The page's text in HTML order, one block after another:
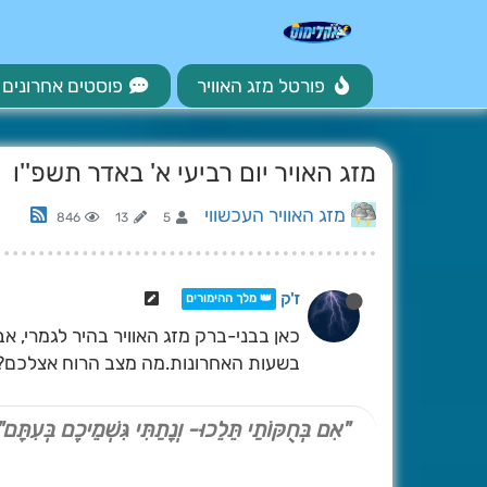
פורטל מזג האוויר פוסטים אחרונים
מזג האויר יום רביעי א' באדר תשפ''ו
מזג האוויר העכשווי 5
13
846
ז'ק 👑 מלך ההימורים
בשעות האחרונות.מה מצב הרוח
"אִם בְּחֻקּוֹתַי תֵּלֵכוּ- וְנָתַתִּי גִּשְׁמֵיכֶם